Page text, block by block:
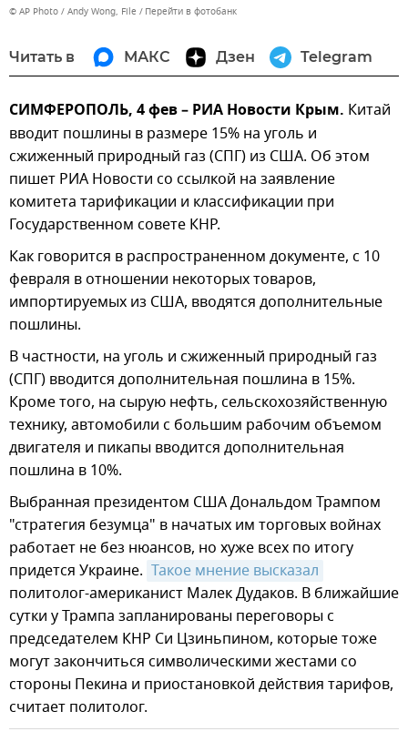
© AP Photo / Andy Wong, File Перейти в фотобанк
Читать в МАКС Дзен Telegram
СИМФЕРОПОЛЬ, 4 фев – РИА Новости Крым. Китай
вводит пошлины в размере 15% на уголь и
сжиженный природный газ (СПГ) из США. Об этом
пишет РИА Новости со ссылкой на заявление
комитета тарификации и классификации при
Государственном совете КНР.
Как говорится в распространенном документе, с 10
февраля в отношении некоторых товаров,
импортируемых из США, вводятся дополнительные
пошлины.
В частности, на уголь и сжиженный природный газ
(СПГ) вводится дополнительная пошлина в 15%.
Кроме того, на сырую нефть, сельскохозяйственную
технику, автомобили с большим рабочим объемом
двигателя и пикапы вводится дополнительная
пошлина в 10%.
Выбранная президентом США Дональдом Трампом
"стратегия безумца" в начатых им торговых войнах
работает не без нюансов, но хуже всех по итогу
придется Украине. Такое мнение высказал
политолог-американист Малек Дудаков. В ближайшие
сутки у Трампа запланированы переговоры с
председателем КНР Си Цзиньпином, которые тоже
могут закончиться символическими жестами со
стороны Пекина и приостановкой действия тарифов,
считает политолог.